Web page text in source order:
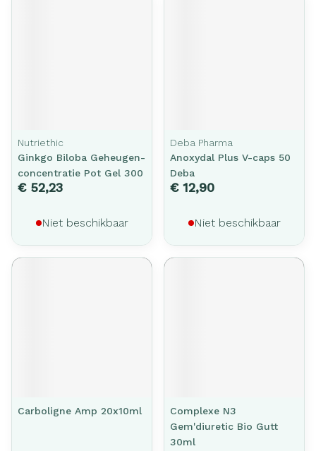
Nutriethic
Ginkgo Biloba Geheugen-
concentratie Pot Gel 300
€ 52,23
Niet beschikbaar
Deba Pharma
Anoxydal Plus V-caps 50
Deba
€ 12,90
Niet beschikbaar
Carboligne Amp 20x10ml
Complexe N3
Gem'diuretic Bio Gutt
30ml